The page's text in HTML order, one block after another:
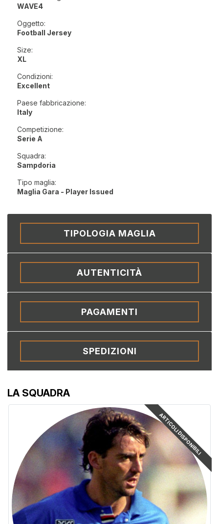
LA SQUADRA
ARTICOLI DISPONIBILI
WAVE4
Oggetto:
Football Jersey
Size:
XL
Condizioni:
Excellent
Paese fabbricazione:
Italy
Competizione:
Serie A
Squadra:
Sampdoria
Tipo maglia:
Maglia Gara - Player Issued
TIPOLOGIA MAGLIA
AUTENTICITÀ
PAGAMENTI
SPEDIZIONI